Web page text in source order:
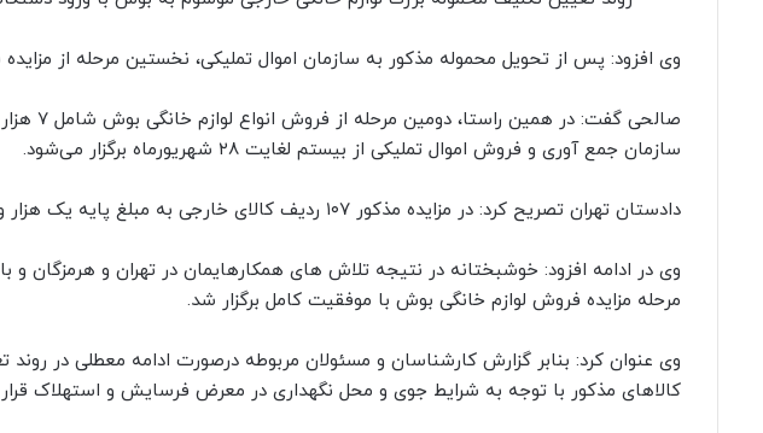
وی افزود: پس از تحویل محموله مذکور به سازمان اموال تملیکی، نخستین مرحله از مزایده
سازمان جمع آوری و فروش اموال تملیکی از بیستم لغایت ۲۸ شهریورماه برگزار می‌شود.
دادستان تهران تصریح کرد: در مزایده مذکور ۱۰۷ ردیف کالای خارجی به مبلغ پایه یک هزار و ۲۰۶ میلیارد ریال عرضه خواهد شد.
وی در ادامه افزود: خوشبختانه در نتیجه تلاش های همکارهایمان در تهران و هرمزگان و
مرحله مزایده فروش لوازم خانگی بوش با موفقیت کامل برگزار شد.
وی عنوان کرد: بنابر گزارش کارشناسان و مسئولان مربوطه درصورت ادامه معطلی در روند
کالاهای مذکور با توجه به شرایط جوی و محل نگهداری در معرض فرسایش و استهلاک